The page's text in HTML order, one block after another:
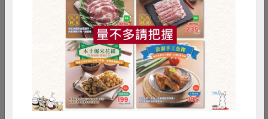
2026-09-18
15:00-17:00
花蓮市進豐街71號3樓
詳見活動介紹
立即報名
RPET 食譜 減硝酸鹽
雞蛋 食安 共同購買